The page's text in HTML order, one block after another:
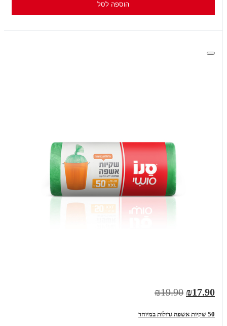
הוספה לסל
₪17.90
₪19.90
50 שקיות אשפה גדולות במיוחד